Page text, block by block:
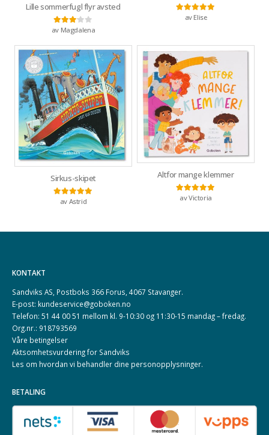
Lille sommerfugl flyr avsted
Vurdert3av 5
av Magdalena
Vurdert5
av Elise
Sirkus-skipet
Vurdert5
av Astrid
Altfor mange klemmer
Vurdert5av 5
av Victoria
KONTAKT
Sandviks AS, Postboks 366 Forus, 4067 Stavanger.
E-post: kundeservice@goboken.no
Telefon: 51 44 00 51 mellom kl. 9-10:30 og 11:30-15 mandag – fredag.
Org.nr.: 918793569
Våre betingelser
Aktsomhetsvurdering for Sandviks
Les om hvordan vi behandler dine personopplysninger.
BETALING